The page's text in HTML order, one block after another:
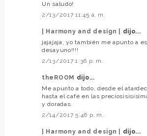
Un saludo!
2/13/2017 11:45 a. m.
| Harmony and design |
dijo...
jajajaja, yo también me apunto a
desayuno!!!!
2/13/2017 1:36 p. m.
theROOM dijo...
Me apunto a todo, desde el
hasta el café en las
y doradas.
2/14/2017 5:46 p. m.
| Harmony and design |
dijo...